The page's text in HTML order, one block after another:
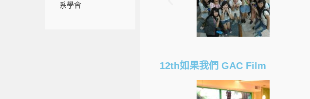
系學會
12th如果我們 GAC Film